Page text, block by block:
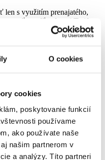
O cookies
cookies
poskytovanie funkcií
používame
ako používate naše
našim partnerom v
a analýzy. Títo partneri
len s využitím prenajatého,
podľa platnej Tarify
poskytovať len s využitím
GIGA ConnectBox
od Poskytovateľa
aktuálne platnej kampane (len
2500 je možné
resp. zakúpeného modemu
podľa platnej Tarify resp.
(len s odbornou inštaláciou), a
UPC Internet.